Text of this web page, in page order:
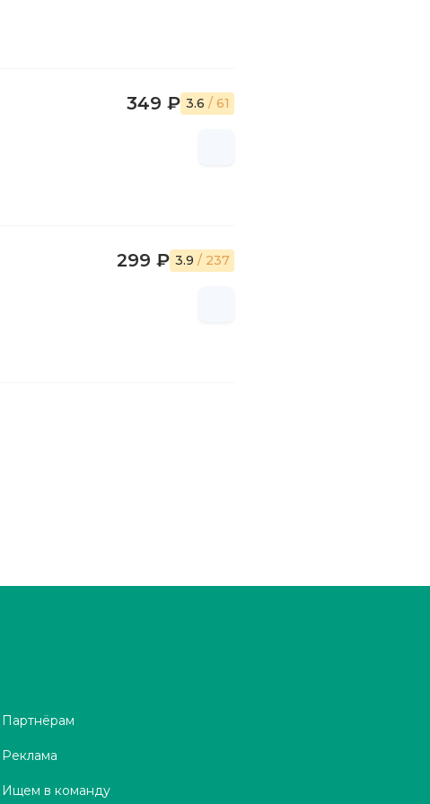
349 ₽ 3.6 / 61
299 ₽ 3.9 / 237
Партнёрам
Реклама
Ищем в команду